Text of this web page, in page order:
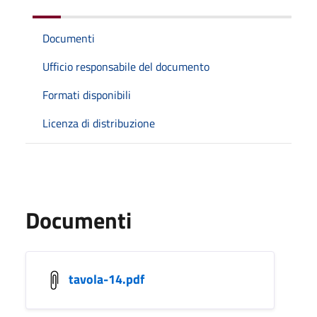
Documenti
Ufficio responsabile del documento
Formati disponibili
Licenza di distribuzione
Documenti
tavola-14.pdf